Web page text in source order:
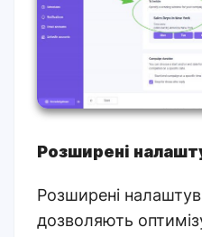
Розширені
Розширені
дозволяють